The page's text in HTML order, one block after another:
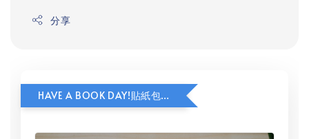
分享
HAVE A BOOK DAY!貼紙包加價購